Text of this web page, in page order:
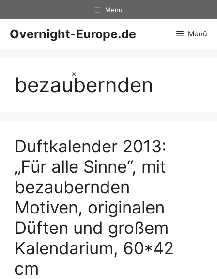
×
Inhalt
springen
Menu
Overnight-Europe.de Menü
bezaubernden
Duftkalender 2013:
„Für alle Sinne“, mit
bezaubernden
Motiven, originalen
Düften und großem
Kalendarium, 60*42
cm